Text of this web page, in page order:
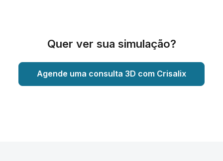
Quer ver sua simulação?
Agende uma consulta 3D com Crisalix